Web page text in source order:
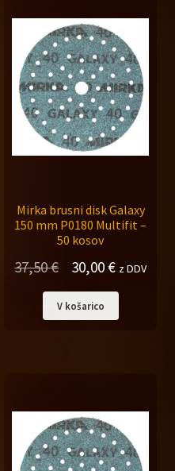
Mirka brusni disk Galaxy
150 mm P0180 Multifit –
50 kosov
37,50€
Izvirna
cena
je
30,00 €Trenutna
cena
je:
z DDV
V košarico